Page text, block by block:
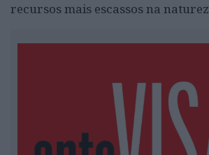
recursos mais escassos na